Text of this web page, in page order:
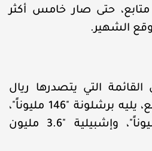
مليون متابع، حتى صار خامس أكثر
الشهير.
القائمة التي يتصدرها ريال
مدريد بـ181 مليون متابع، يليه برشلونة "146 مليوناً"،
أتلتيكو مدريد "18 مليوناً"، وإشبيلية "3.6 مليون